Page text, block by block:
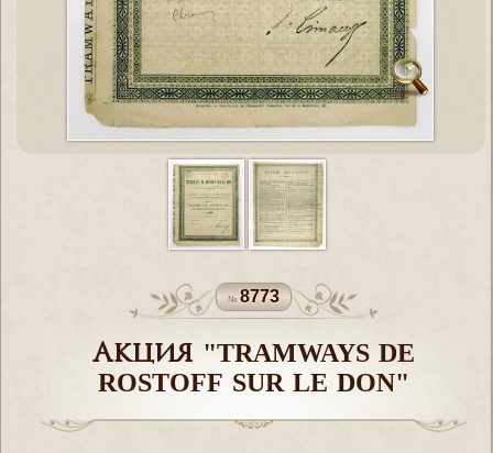
8773
Акция "TRAMWAYS DE
ROSTOFF SUR LE DON"